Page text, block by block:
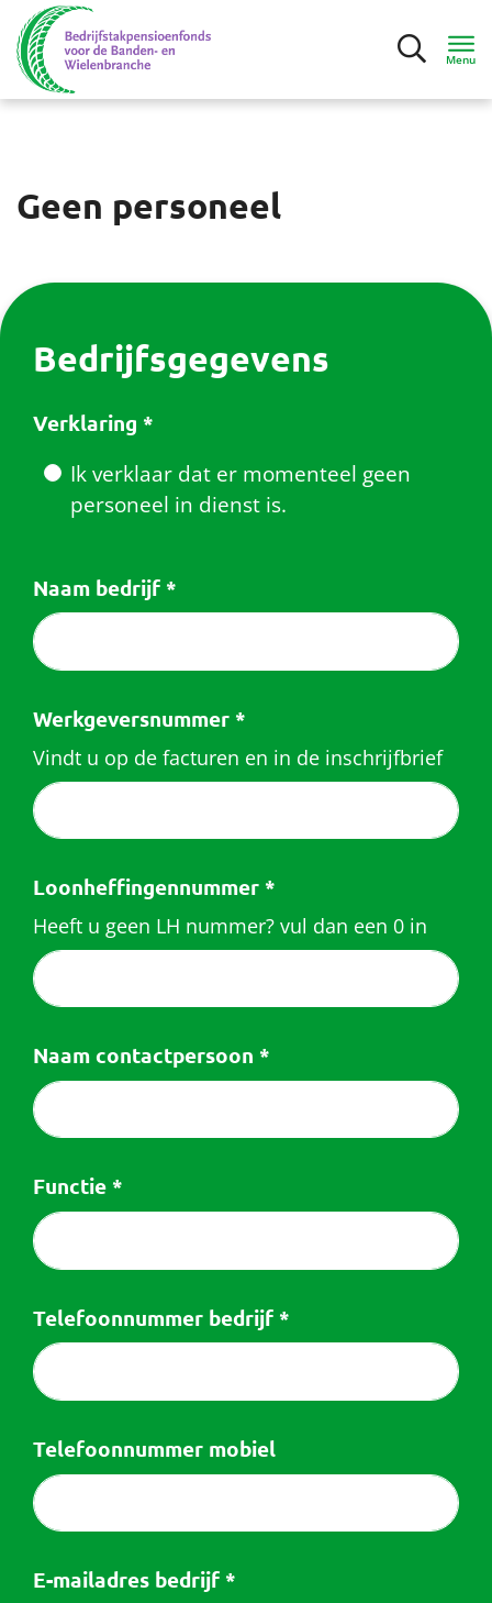
Menu
Deelnemers
Werkgevers
Factuur en premie
Contact
Over het pensioenfonds
Nieuwe pensioenregeling
Documenten
Geen personeel
Bedrijfsgegevens
Verklaring *
Ik verklaar dat er momenteel geen
personeel in dienst is.
Naam bedrijf *
Werkgeversnummer *
Vindt u op de facturen en in de inschrijfbrief
Loonheffingennummer *
Heeft u geen LH nummer? vul dan een 0 in
Naam contactpersoon *
Functie *
Telefoonnummer bedrijf *
Telefoonnummer mobiel
E-mailadres bedrijf *